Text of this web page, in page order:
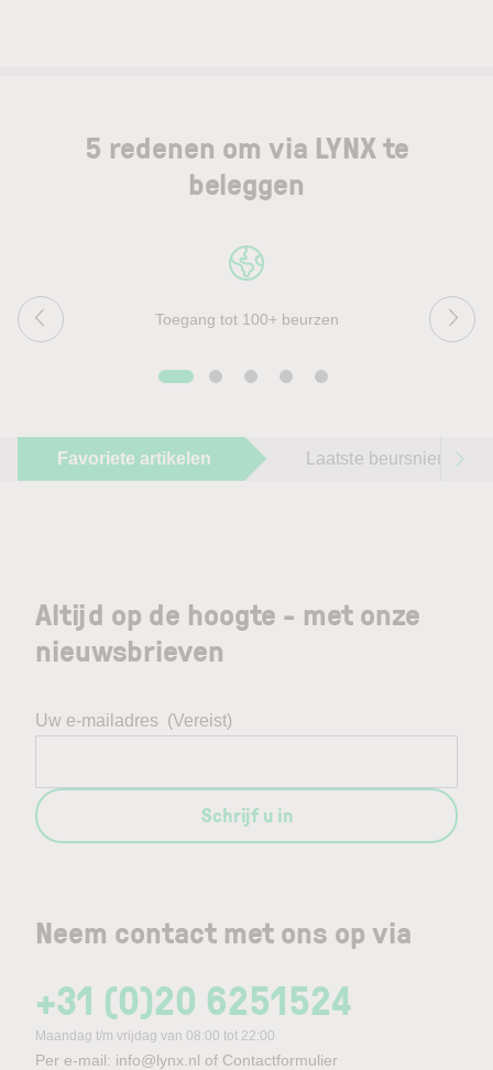
5 redenen om via LYNX te
beleggen
Toegang tot 100+ beurzen
Favoriete artikelen Laatste beursnieuws
Neem contact met ons op via
+31 (0)20 6251524
Maandag t/m vrijdag van 08:00 tot 22:00
Per e-mail: info@lynx.nl of Contactformulier
Altijd op de hoogte - met onze
nieuwsbrieven
Uw e-mailadres (Vereist)
Schrijf u in